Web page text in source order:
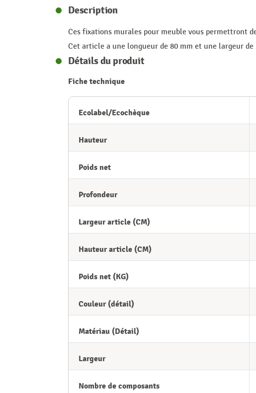
Description
Ces fixations murales pour meuble vous permettront
Cet article a une longueur de 80 mm et une largeur de
Détails du produit
Fiche technique
Ecolabel/Ecochèque
Hauteur
Poids net
Profondeur
Largeur article (CM)
Hauteur article (CM)
Poids net (KG)
Couleur (détail)
Matériau (Détail)
Largeur
Nombre de composants